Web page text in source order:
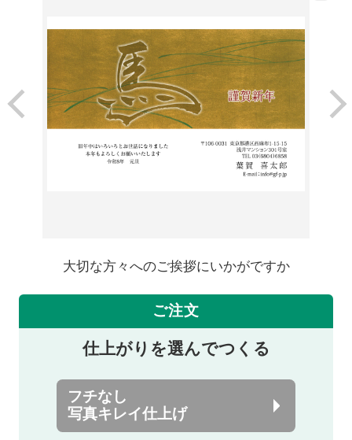
大切な方々へのご挨拶にいかがですか
ご注文
仕上がりを選んでつくる
フチなし
写真キレイ仕上げ